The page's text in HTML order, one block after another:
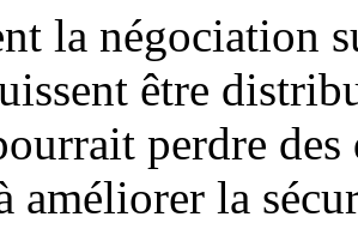
la négociation
être
perdre
améliorer la